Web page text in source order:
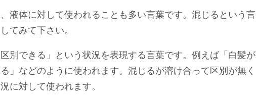
液体に対して使われることも多い言葉です。混じるという言
てみて下さい。
別できる」という状況を表現する言葉です。例えば「白髪が
」などのように使われます。混じるが溶け合って区別が無く
に対して使われます。